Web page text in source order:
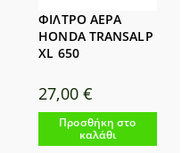
ΦΙΛΤΡΟ ΑΕΡΑ
HONDA TRANSALP
XL 650
27,00 €
Προσθήκη στο
καλάθι